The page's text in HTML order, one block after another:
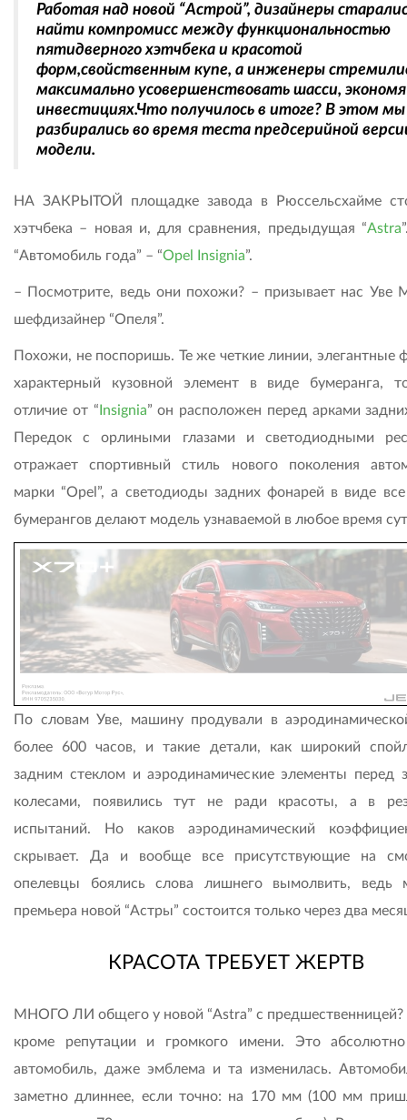
Работая над новой “Астрой”, дизайнеры
найти компромисс между функциональностью
пятидверного хэтчбека и красотой
форм,свойственным купе, а инженеры
максимально усовершенствовать шасси,
инвестициях.Что получилось в итоге? В этом мы
разбирались во время теста предсерийной
модели.
НА ЗАКРЫТОЙ площадке завода в Рюссельсхайме
хэтчбека – новая и, для сравнения, предыдущая “Astra
“Автомобиль года” – “Opel Insignia”.
– Посмотрите, ведь они похожи? – призывает нас Уве
шеф­дизайнер “Опеля”.
Похожи, не поспоришь. Те же четкие линии, элегантные
характерный кузовной элемент в виде бумеранга,
отличие от “ Insignia” он расположен перед арками
Передок с орлиными глазами и светодиодными
отражает спортивный стиль нового поколения
марки “Opel”, а светодиоды задних фонарей в виде
бумерангов делают модель узнаваемой в любое время
По словам Уве, машину продували в
более 600 часов, и такие детали, как широкий
задним стеклом и аэродинамические элементы перед
колесами, появились тут не ради красоты, а в
испытаний. Но каков аэродинамический
скрывает. Да и вообще все присутствующие на
опелевцы боялись слова лишнего вымолвить, ведь
премьера новой “Астры” состоится только через два
КРАСОТА ТРЕБУЕТ ЖЕРТВ
МНОГО ЛИ общего у новой “Astra” с предшественницей?
кроме репутации и громкого имени. Это
автомобиль, даже эмблема и та изменилась.
заметно длиннее, если точно: на 170 мм (100 мм